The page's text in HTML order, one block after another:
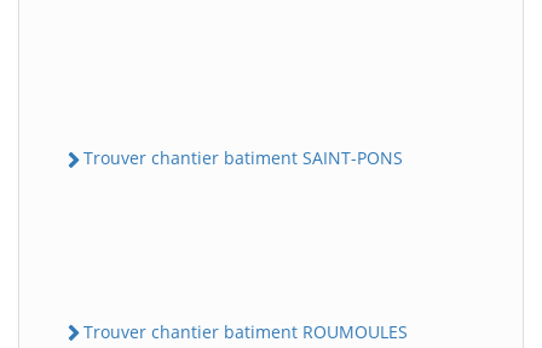
Trouver chantier batiment SAINT-PONS
Trouver chantier batiment ROUMOULES